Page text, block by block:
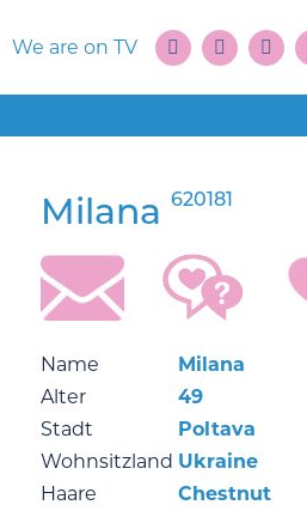
We are on TV
Milana 620181
Name
Milana
Alter
49
Stadt
Poltava
Wohnsitzland Ukraine
Haare
Chestnut